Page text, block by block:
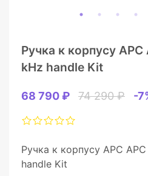
Ручка к корпусу
kHz handle Kit
68 790 ₽ 74 290 ₽ -
Ручка к корпусу APC
handle Kit